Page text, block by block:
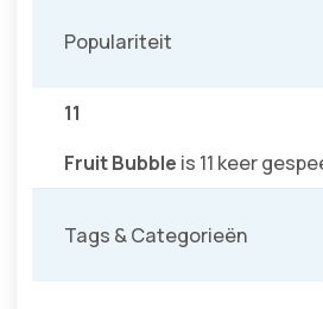
Populariteit
11
Fruit Bubble is 11 keer
Tags & Categorieën